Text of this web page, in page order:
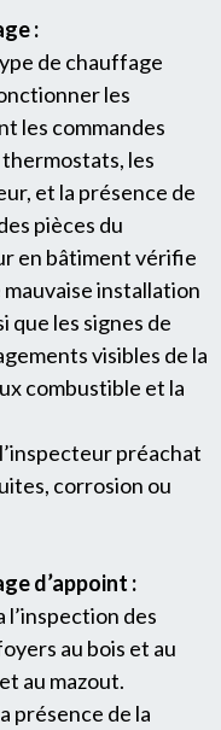
:
de chauffage
les
les commandes
thermostats, les
et la présence de
pièces du
en bâtiment vérifie
installation
que les signes de
visibles de la
combustible et la
préachat
corrosion ou
d’appoint :
des
au bois et au
au mazout.
présence de la